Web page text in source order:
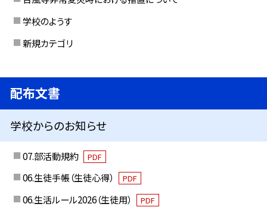
学校のようす
新規カテゴリ
配布文書
学校からのお知らせ
07.部活動規約 PDF
06.生徒手帳（生徒心得） PDF
06.生活ルール2026（生徒用） PDF